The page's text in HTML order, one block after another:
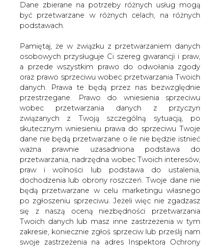
Dane zbierane na potrzeby różnych usług mogą
być przetwarzane w różnych celach, na różnych
podstawach.
Pamiętaj, że w związku z przetwarzaniem danych
osobowych przysługuje Ci szereg gwarancji i praw,
a przede wszystkim prawo do odwołania zgody
oraz prawo sprzeciwu wobec przetwarzania Twoich
danych. Prawa te będą przez nas bezwzględnie
przestrzegane. Prawo do wniesienia sprzeciwu
wobec przetwarzania danych z przyczyn
związanych z Twoją szczególną sytuacją, po
skutecznym wniesieniu prawa do sprzeciwu Twoje
dane nie będą przetwarzane o ile nie będzie istnieć
ważna prawnie uzasadniona podstawa do
przetwarzania, nadrzędna wobec Twoich interesów,
praw i wolności lub podstawa do ustalenia,
dochodzenia lub obrony roszczeń. Twoje dane nie
będą przetwarzane w celu marketingu własnego
po zgłoszeniu sprzeciwu. Jeżeli więc nie zgadzasz
się z naszą oceną niezbędności przetwarzania
Twoich danych lub masz inne zastrzeżenia w tym
zakresie, koniecznie zgłoś sprzeciw lub prześlij nam
swoje zastrzeżenia na adres Inspektora Ochrony
PGNiG jest przedsiębiorstwem o
znaczeniu strategicznym dla Polski, jest
bowiem jednym z podmiotów
zapewniających bezpieczeństwo
energetyczne - mówił w poniedziałek w
Przemyślu marszałek Sejmu Marek
Kuchciński.
Marszałek Kuchciński w poniedziałek uczestniczył w
uroczystościach barbórkowych Oddziału Geologii i
Eksploatacji (OGiE) PGNiG.
Kuchciński w swoim wystąpieniu podkreślił, że jednym z
najważniejszych strategicznych celów Polski jest
zapewnienie bezpieczeństwa, także energetycznego:
państwu, przedsiębiorstwom, a zwłaszcza wszystkim
obywatelom, gospodarstwom domowym. I, jak mówił,
państwo realizuje ten cel m.in. przez takie
przedsiębiorstwo jak PGNiG.